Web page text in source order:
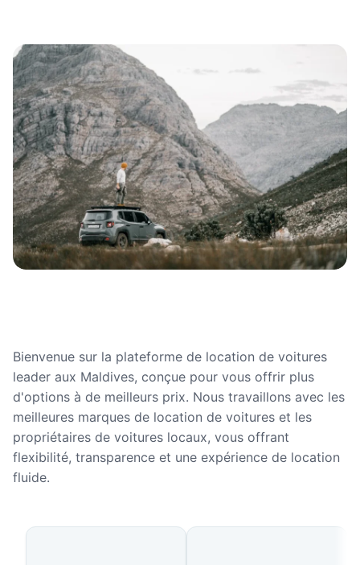
Bienvenue sur la plateforme de location de voitures
leader aux Maldives, conçue pour vous offrir plus
d'options à de meilleurs prix. Nous travaillons avec les
meilleures marques de location de voitures et les
propriétaires de voitures locaux, vous offrant
flexibilité, transparence et une expérience de location
fluide.
Villes populaires aux Maldives